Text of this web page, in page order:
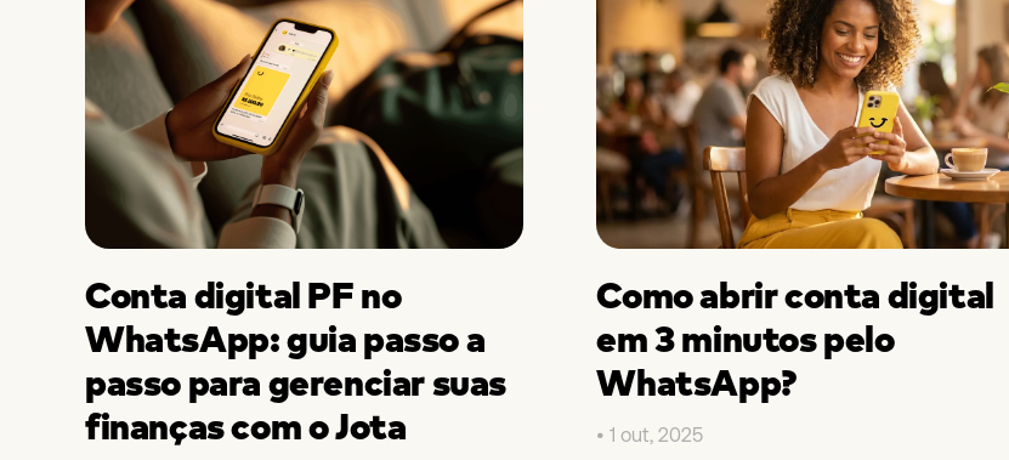
Conta digital PF no
WhatsApp: guia passo a
passo para gerenciar suas
finanças com o Jota
Como abrir conta digital
em 3 minutos pelo
WhatsApp?
1 out, 2025